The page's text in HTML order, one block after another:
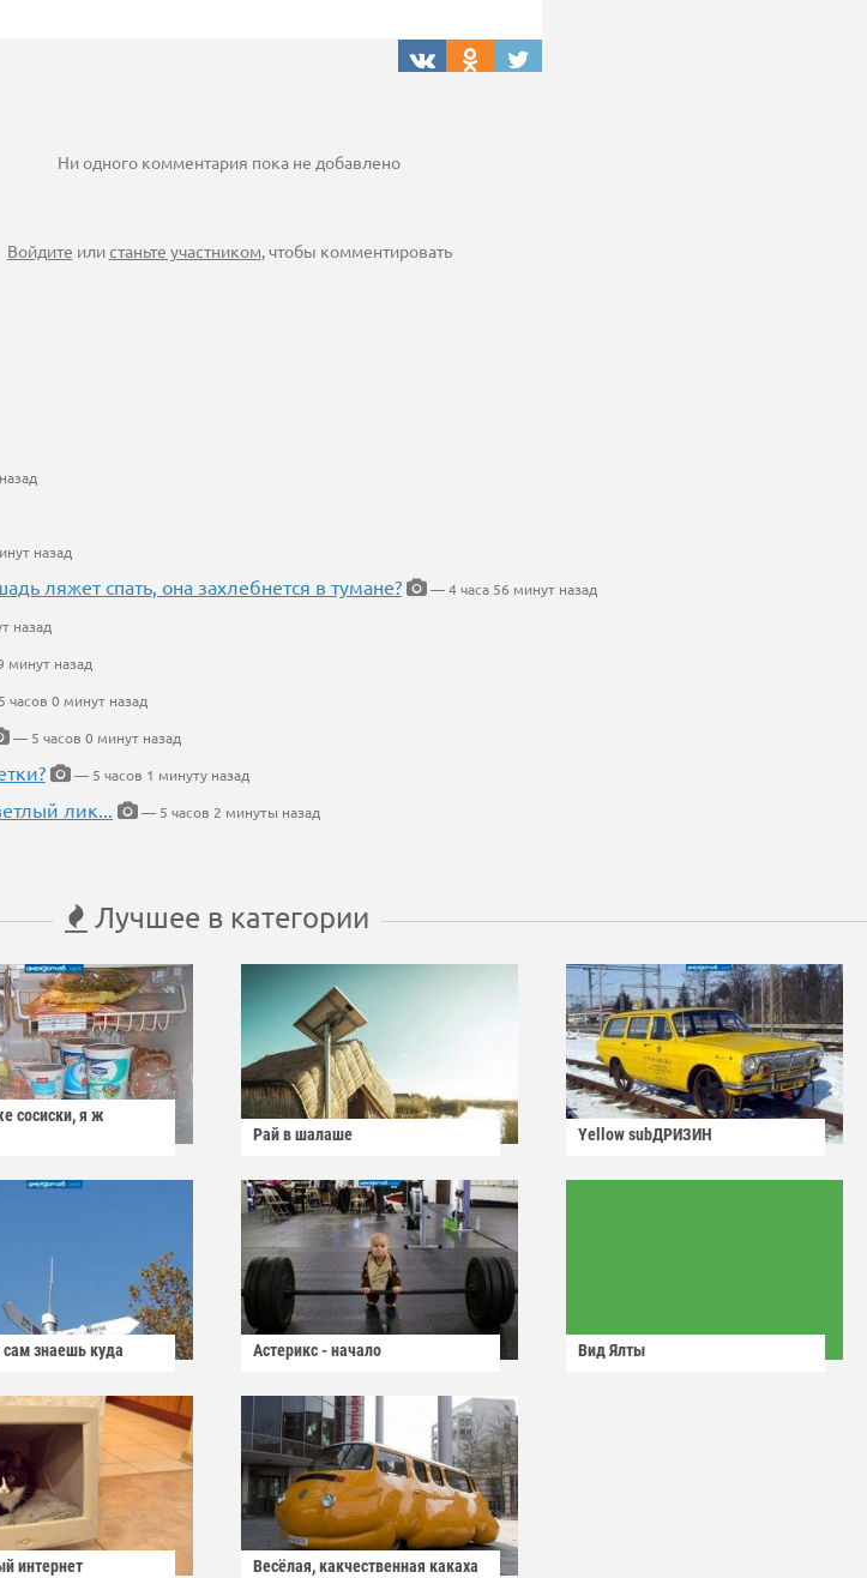
Ни одного комментария пока не добавлено
Войдите илистаньте участником, чтобы комментировать
назад
ляжет спать, она захлебнется в тумане?
— 4 часа 56 минут назад
назад
минут назад
часов 0 минут назад
— 5 часов 0 минут назад
— 5 часов 1 минуту назад
лик... — 5 часов 2 минуты назад
Лучшее в категории
сосиски, я ж
Рай в шалаше Yellow subДРИЗИН
знаешь куда Астерикс - начало Вид Ялты
интернет Весёлая, какчественная какаха